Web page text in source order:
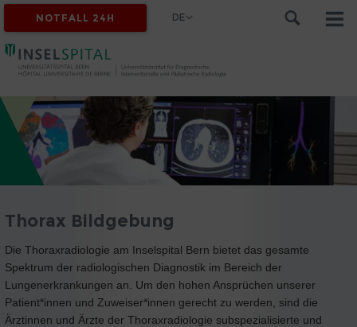
NOTFALL 24H DE
Thorax Bildgebung
Die Thoraxradiologie am Inselspital Bern bietet das gesamte
Spektrum der radiologischen Diagnostik im Bereich der
Lungenerkrankungen an. Um den hohen Ansprüchen unserer
Patient*innen und Zuweiser*innen gerecht zu werden, sind die
Ärztinnen und Ärzte der Thoraxradiologie subspezialisierte und